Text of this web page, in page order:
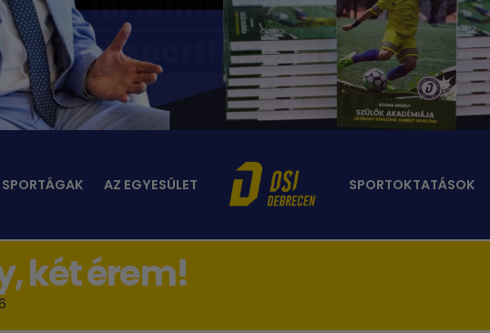
SPORTÁGAK AZ EGYESÜLET SPORTOKTATÁSOK
két érem!